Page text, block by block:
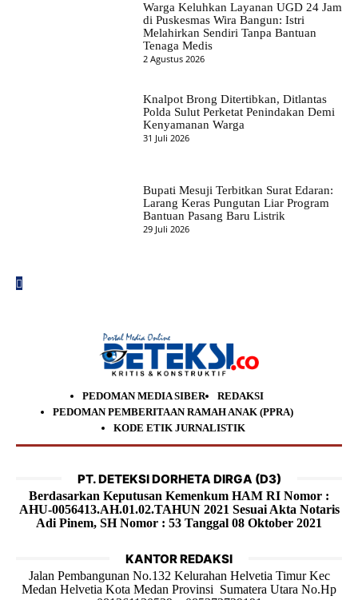
Warga Keluhkan Layanan UGD 24 Jam
di Puskesmas Wira Bangun: Istri
Melahirkan Sendiri Tanpa Bantuan
Tenaga Medis
2 Agustus 2026
Knalpot Brong Ditertibkan, Ditlantas
Polda Sulut Perketat Penindakan Demi
Kenyamanan Warga
31 Juli 2026
Bupati Mesuji Terbitkan Surat Edaran:
Larang Keras Pungutan Liar Program
Bantuan Pasang Baru Listrik
29 Juli 2026
PEDOMAN MEDIA SIBER
REDAKSI
PEDOMAN PEMBERITAAN RAMAH ANAK (PPRA)
KODE ETIK JURNALISTIK
PT. DETEKSI DORHETA DIRGA (D3)
Berdasarkan Keputusan Kemenkum HAM RI Nomor :
AHU-0056413.AH.01.02.TAHUN 2021 Sesuai Akta Notaris
Adi Pinem, SH Nomor : 53 Tanggal 08 Oktober 2021
KANTOR REDAKSI
Jalan Pembangunan No.132 Kelurahan Helvetia Timur Kec
Medan Helvetia Kota Medan Provinsi Sumatera Utara No.Hp